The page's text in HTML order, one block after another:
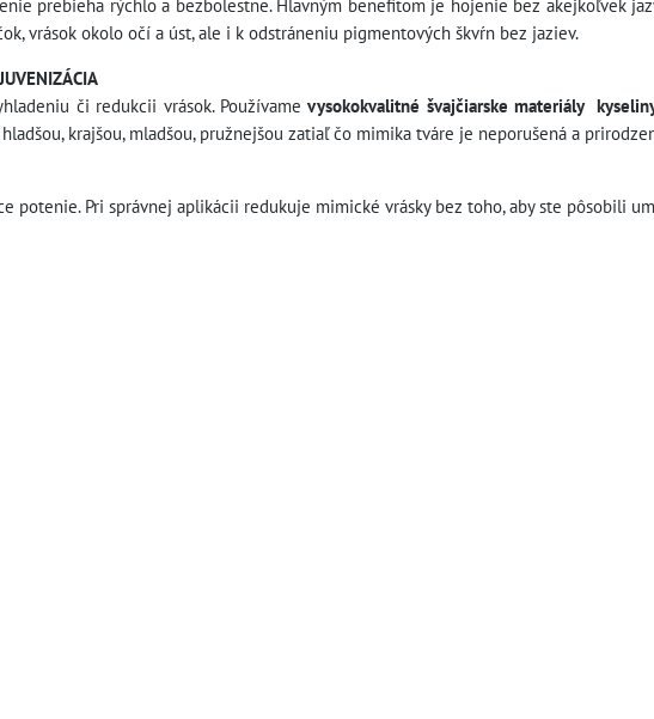
prebieha rýchlo a bezbolestne. Hlavným benefitom je hojenie bez akejkoľvek
vrások okolo očí a úst, ale i k odstráneniu pigmentových škvŕn bez jaziev.
či redukcii vrások. Používame vysokokvalitné švajčiarske materiály
krajšou, mladšou, pružnejšou zatiaľ čo mimika tváre je neporušená a
potenie. Pri správnej aplikácii redukuje mimické vrásky bez toho, aby ste pôsobili